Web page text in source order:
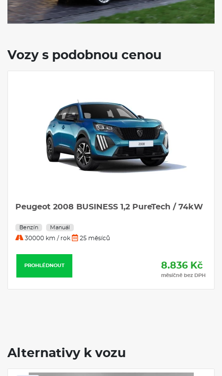
Vozy s podobnou cenou
Peugeot 2008 BUSINESS 1,2 PureTech / 74kW
Benzín Manuál
30000 km / rok 25 měsíců
PROHLÉDNOUT 8.836 Kč
měsíčně bez DPH
Alternativy k vozu